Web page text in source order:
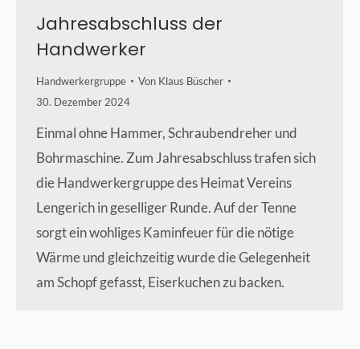
Jahresabschluss der
Handwerker
Handwerkergruppe Von Klaus Büscher
30. Dezember 2024
Einmal ohne Hammer, Schraubendreher und
Bohrmaschine. Zum Jahresabschluss trafen sich
die Handwerkergruppe des Heimat Vereins
Lengerich in geselliger Runde. Auf der Tenne
sorgt ein wohliges Kaminfeuer für die nötige
Wärme und gleichzeitig wurde die Gelegenheit
am Schopf gefasst, Eiserkuchen zu backen.